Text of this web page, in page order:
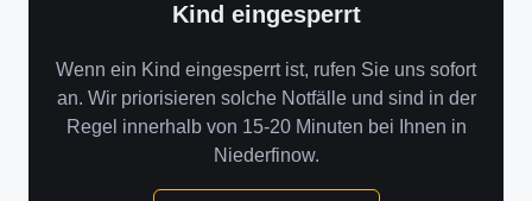
Kind eingesperrt
Wenn ein Kind eingesperrt ist, rufen Sie uns sofort
an. Wir priorisieren solche Notfälle und sind in der
Regel innerhalb von 15-20 Minuten bei Ihnen in
Niederfinow.